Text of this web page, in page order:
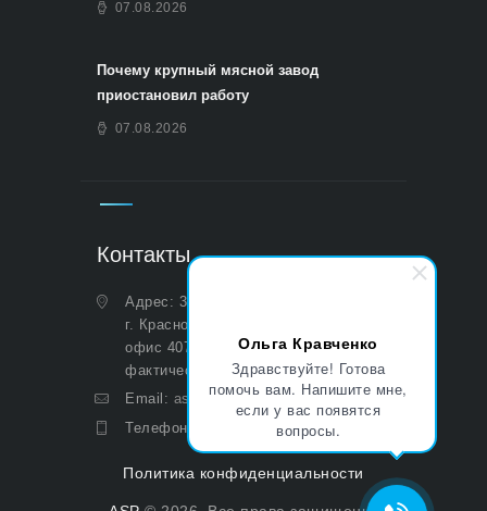
Ольга Кравченко
Здравствуйте! Готова
помочь вам. Напишите мне,
если у вас появятся
вопросы.
07.08.2026
Почему крупный мясной завод
приостановил работу
07.08.2026
Контакты
Адрес: 350051, Краснодарский край,
г. Краснодар, ул. Дальняя, д. 27,
офис 407 (Юридический и
фактический)
Email: asp@aoasp.ru
Телефон:
+7 (499) 380-83-05
Политика конфиденциальности